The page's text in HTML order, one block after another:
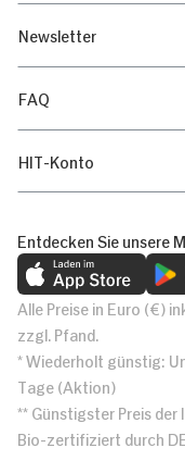
Newsletter
FAQ
HIT-Konto
Entdecken Sie unsere
Alle Preise in Euro (€)
zzgl. Pfand.
* Wiederholt günstig:
Tage (Aktion)
** Günstigster Preis
Bio-zertifiziert durch